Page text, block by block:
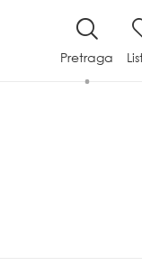
Pretraga